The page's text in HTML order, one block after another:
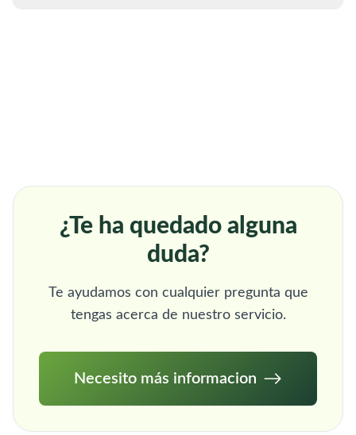
¿Te ha quedado alguna
duda?
Te ayudamos con cualquier pregunta que
tengas acerca de nuestro servicio.
Necesito más informacion